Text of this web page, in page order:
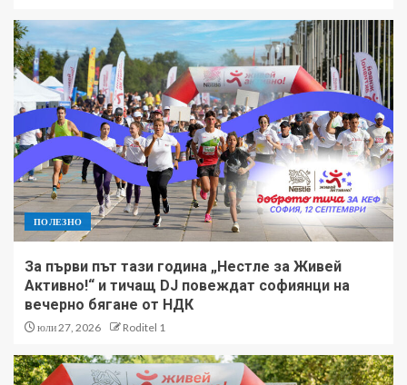
ПОЛЕЗНО
За първи път тази година „Нестле за Живей
Активно!“ и тичащ DJ повеждат софиянци на
вечерно бягане от НДК
юли 27, 2026 Roditel 1